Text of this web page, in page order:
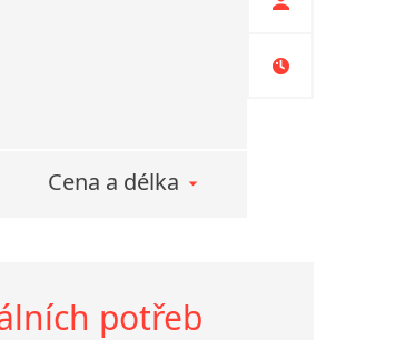
Cena a délka
potřeb